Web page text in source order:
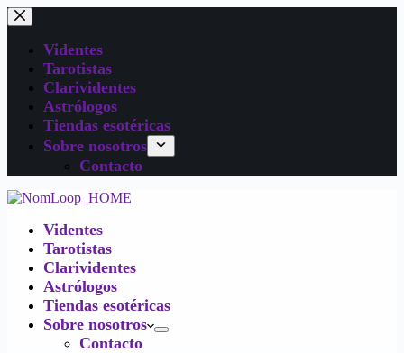
Videntes
Tarotistas
Clarividentes
Astrólogos
Tiendas esotéricas
Sobre nosotros
Contacto
Videntes
Tarotistas
Clarividentes
Astrólogos
Tiendas esotéricas
Sobre nosotros
Contacto